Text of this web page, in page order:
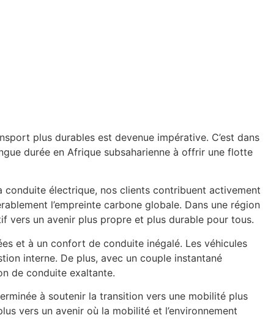
plus durables est devenue impérative. C’est dans
durée en Afrique subsaharienne à offrir une flotte
conduite électrique, nos clients contribuent activement
l’empreinte carbone globale. Dans une région
vers un avenir plus propre et plus durable pour tous.
et à un confort de conduite inégalé. Les véhicules
interne. De plus, avec un couple instantané
de conduite exaltante.
à soutenir la transition vers une mobilité plus
vers un avenir où la mobilité et l’environnement